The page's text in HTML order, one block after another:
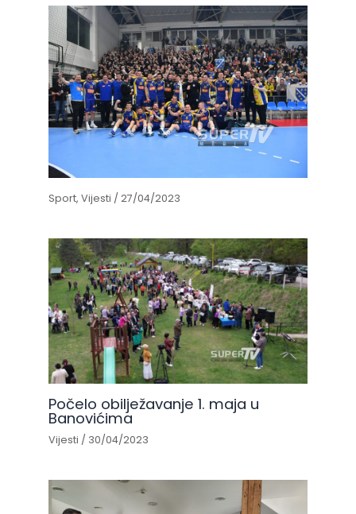
Sport,Vijesti /27/04/2023
Počelo obilježavanje 1. maja u
Banovićima
Vijesti / 30/04/2023